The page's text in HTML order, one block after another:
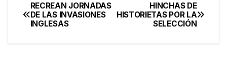
Navegación
de
HINCHAS DE
HISTORIETAS POR LA
SELECCIÓN
RECREAN JORNADAS
DE LAS INVASIONES
INGLESAS